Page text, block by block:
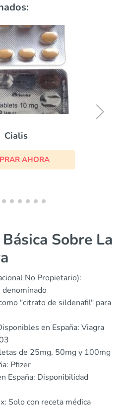
Cialis
AHORA
Sobre La
No Propietario):
"citrato de sildenafil" para
en España: Viagra
de 25mg, 50mg y 100mg
Pfizer
España: Disponibilidad
Solo con receta médica